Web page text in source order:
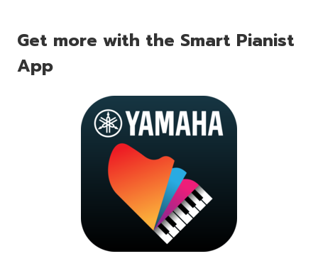
Get more with the Smart Pianist
App